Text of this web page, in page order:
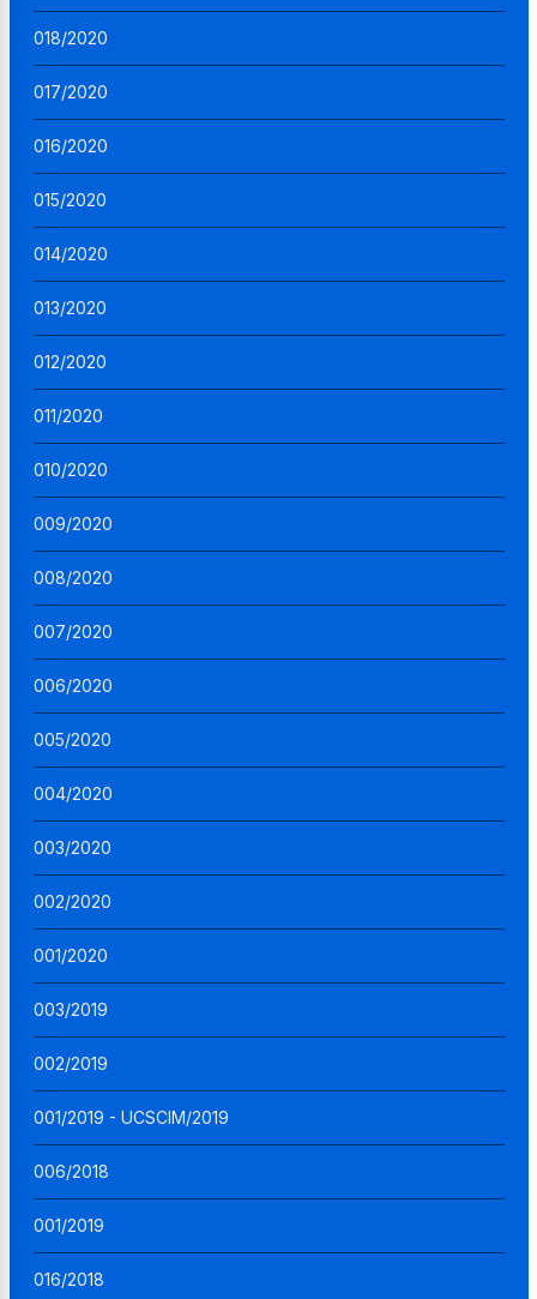
018/2020
017/2020
016/2020
015/2020
014/2020
013/2020
012/2020
011/2020
010/2020
009/2020
008/2020
007/2020
006/2020
005/2020
004/2020
003/2020
002/2020
001/2020
003/2019
002/2019
001/2019 - UCSCIM/2019
006/2018
001/2019
016/2018